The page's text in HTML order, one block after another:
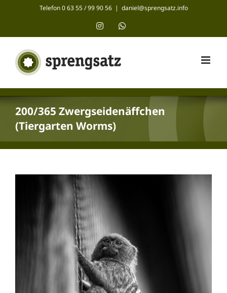
Telefon 0 63 55 / 99 90 56 | daniel@sprengsatz.info
InstagramWhatsApp
200/365 Zwergseidenäffchen
(Tiergarten Worms)